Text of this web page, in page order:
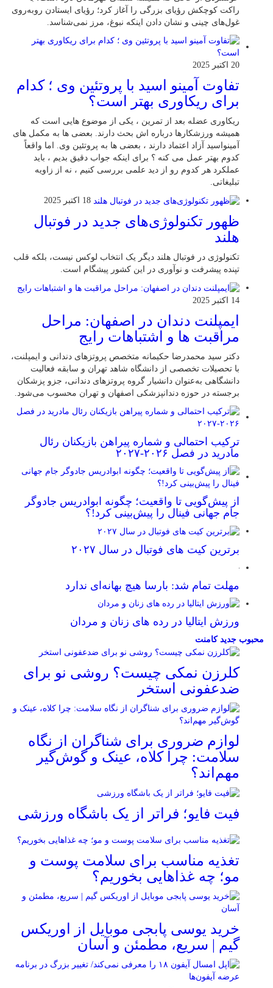
راکت کوچکش رؤیای بزرگی را آغاز کرد؛ رؤیای ایستادن روبه‌روی
غول‌های چینی و نشان دادن اینکه نبوغ، مرز نمی‌شناسد.
20 اکتبر 2025
تفاوت آمینو اسید با پروتئین وی ؛ کدام
برای ریکاوری بهتر است؟
ریکاوری عضله بعد از تمرین ، یکی از موضوع‌ هایی‌ است که
همیشه ورزشکارها درباره‌ اش بحث دارند. بعضی‌ ها به مکمل‌ های
آمینواسید آزاد اعتماد دارند ، بعضی‌ ها به پروتئین وی. اما واقعاً
کدوم بهتر عمل می‌ کنه ؟ برای اینکه جواب دقیق بدیم ، باید
عملکرد هر کدوم رو از دید علمی بررسی کنیم ، نه از زاویه
تبلیغاتی.
18 اکتبر 2025
ظهور تکنولوژی‌های جدید در فوتبال
هلند
تکنولوژی در فوتبال هلند دیگر یک انتخاب لوکس نیست، بلکه قلب
تپنده پیشرفت و نوآوری در این کشور پیشگام است.
14 اکتبر 2025
ایمپلنت دندان در اصفهان: مراحل
مراقبت ها و اشتباهات رایج
دکتر سید محمدرضا حکیمانه متخصص پروتزهای دندانی و ایمپلنت،
با تحصیلات تخصصی از دانشگاه شاهد تهران و سابقه فعالیت
دانشگاهی به‌عنوان دانشیار گروه پروتزهای دندانی، جزو پزشکان
برجسته در حوزه دندانپزشکی اصفهان و تهران محسوب می‌شود.
ترکیب احتمالی و شماره پیراهن بازیکنان رئال
مادرید در فصل ۲۰۲۶-۲۰۲۷
از پیش‌گویی تا واقعیت؛ چگونه ابوادریس جادوگر
جام جهانی فینال را پیش‌بینی کرد!؟
برترین کیت های فوتبال در سال ۲۰۲۷
مهلت تمام شد: بارسا هیچ بهانه‌‌ای ندارد
ورزش ایتالیا در رده های زنان و مردان
محبوب جدیدکامنت
کلرزن نمکی چیست؟ روشی نو برای
ضدعفونی استخر
لوازم ضروری برای شناگران از نگاه
سلامت: چرا کلاه، عینک و گوش‌گیر
مهم‌اند؟
فیت ‌فایو؛ فراتر از یک باشگاه ورزشی
تغذیه مناسب برای سلامت پوست و
مو؛ چه غذاهایی بخوریم؟
خرید یوسی پابجی موبایل از اوریکس
گیم | سریع، مطمئن و آسان